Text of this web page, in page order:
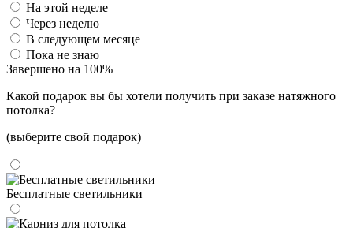
На этой неделе
Через неделю
В следующем месяце
Пока не знаю
Завершено на 100%
Какой подарок вы бы хотели получить при заказе натяжного
потолка?
(выберите свой подарок)
Бесплатные светильники